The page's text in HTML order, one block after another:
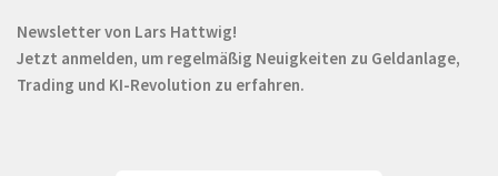
Newsletter von Lars Hattwig!
Jetzt anmelden, um regelmäßig Neuigkeiten zu Geldanlage,
Trading und KI-Revolution zu erfahren.